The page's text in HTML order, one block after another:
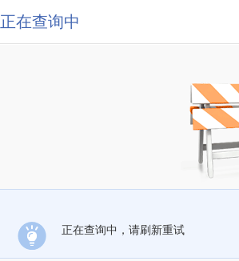
正在查询中
正在查询中，请刷新重试